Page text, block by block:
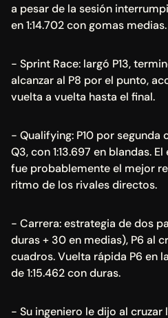
a pesar de la sesión
en 1:14.702 con gomas medias.
- Sprint Race: largó P13,
alcanzar al P8 por el punto,
vuelta a vuelta hasta el final.
- Qualifying: P10 por segunda
Q3, con 1:13.697 en blandas.
fue probablemente el mejor
ritmo de los rivales directos.
- Carrera: estrategia de dos
duras + 30 en medias), P6 al
cuadros. Vuelta rápida P6 en
de 1:15.462 con duras.
- Su ingeniero le dijo al cruzar